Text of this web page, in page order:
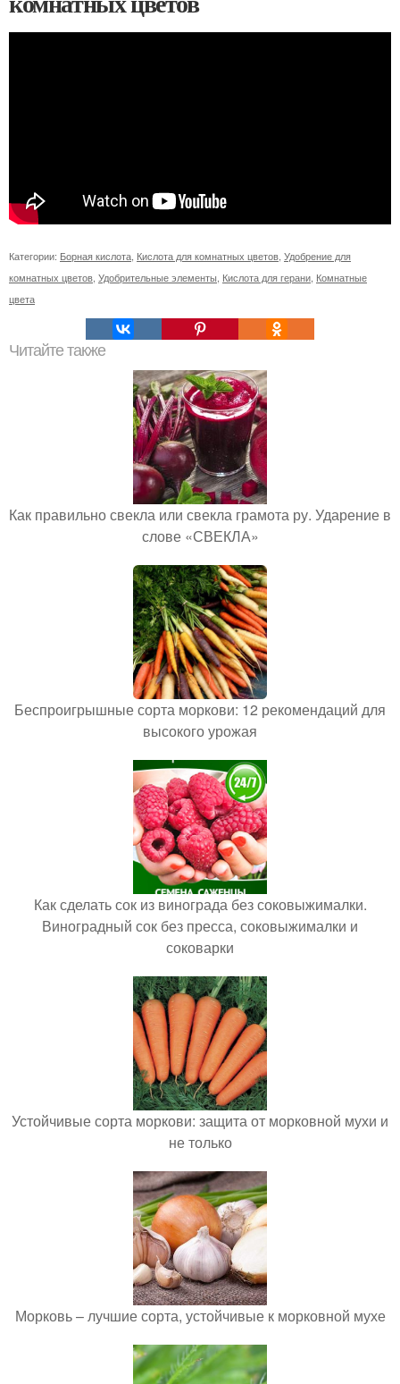
Категории: Борная кислота Кислота для комнатных цветов Удобрение для
комнатных цветов Удобрительные элементы Кислота для герани Комнатные
цвета
Читайте также
Как правильно свекла или свекла грамота ру. Ударение в
слове «СВЕКЛА»
Беспроигрышные сорта моркови: 12 рекомендаций для
высокого урожая
Как сделать сок из винограда без соковыжималки.
Виноградный сок без пресса, соковыжималки и
соковарки
Устойчивые сорта моркови: защита от морковной мухи и
не только
Морковь – лучшие сорта, устойчивые к морковной мухе